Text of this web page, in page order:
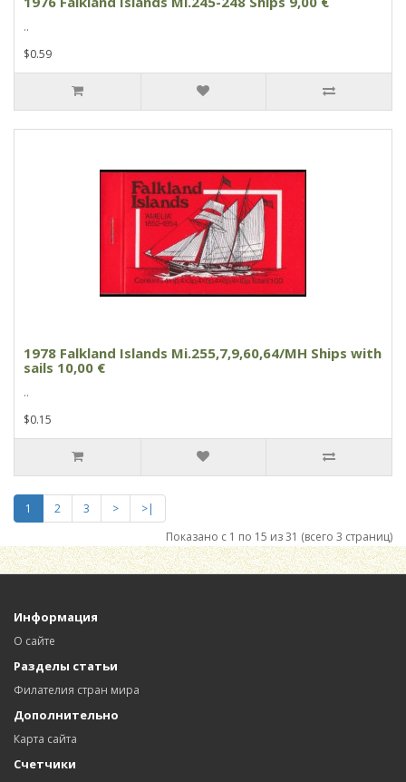
..
$0.59
1978 Falkland Islands Mi.255,7,9,60,64/MH Ships with
sails 10,00 €
..
$0.15
1 2 3 >
>|
Показано с 1 по 15 из 31 (всего 3 страниц)
Информация
О сайте
Разделы статьи
Филателия стран мира
Дополнительно
Карта сайта
Счетчики